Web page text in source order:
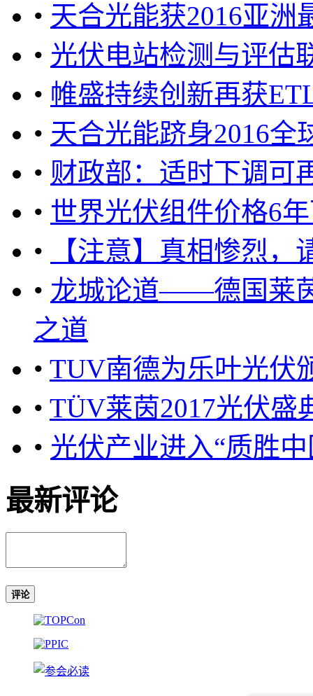
• 天合光能获2016亚洲
• 光伏电站检测与评估
• 帷盛持续创新再获
• 天合光能跻身2016全
• 财政部：适时下调可
• 世界光伏组件价格6
•
【注意】真相惨烈
• 龙城论道——德国莱
之道
• TUV南德为乐叶光伏
• TÜV莱茵2017光伏盛
• 光伏产业进入“质胜
最新评论
评论